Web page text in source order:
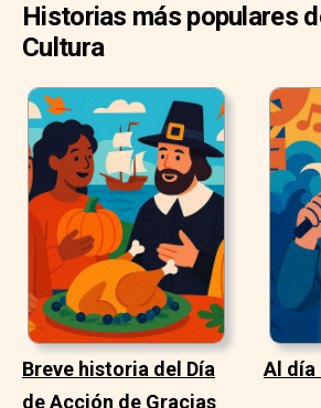
Historias más populares
Cultura
Breve historia del Día
de Acción de Gracias
Al día